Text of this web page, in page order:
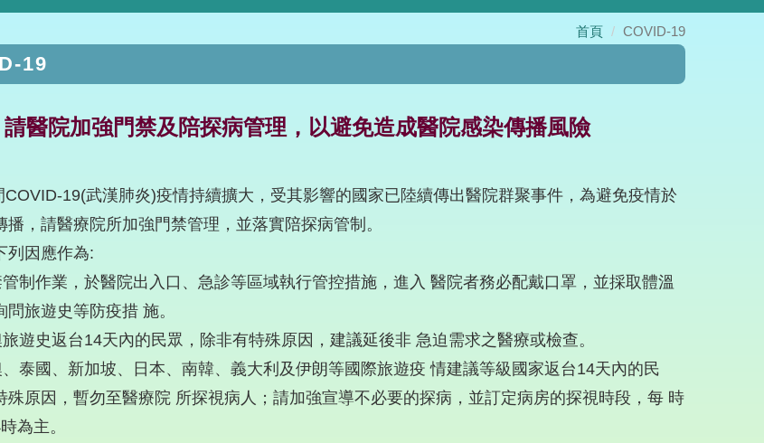
首頁 COVID-19
19
請醫院加強門禁及陪探病管理，以避免造成醫院感染傳播風險
19(武漢肺炎)疫情持續擴大，受其影響的國家已陸續傳出醫院群聚事件，為避免疫情於
播，請醫療院所加強門禁管理，並落實陪探病管制。
列因應作為:
制作業，於醫院出入口、急診等區域執行管控措施，進入 醫院者務必配戴口罩，並採取體溫
旅遊史等防疫措 施。
遊史返台14天內的民眾，除非有特殊原因，建議延後非 急迫需求之醫療或檢查。
泰國、新加坡、日本、南韓、義大利及伊朗等國際旅遊疫 情建議等級國家返台14天內的民
殊原因，暫勿至醫療院 所探視病人；請加強宣導不必要的探病，並訂定病房的探視時段，每 時
為主。